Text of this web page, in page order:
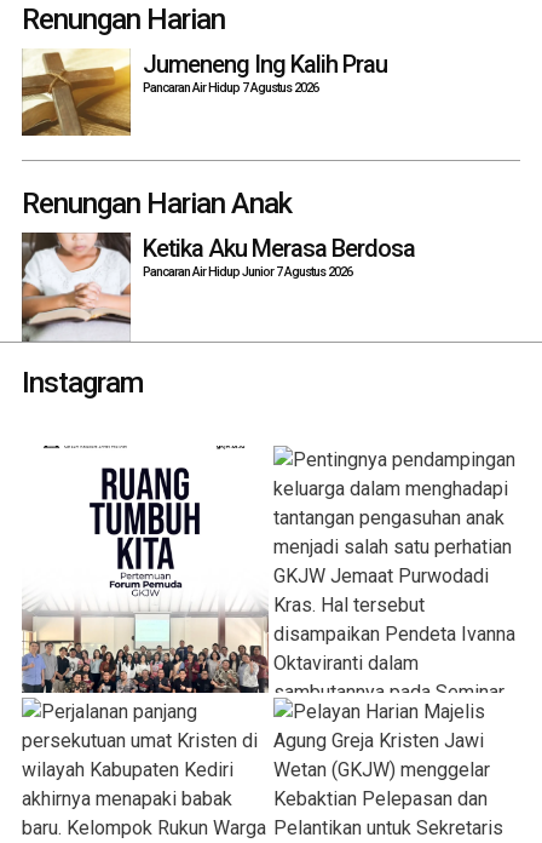
navigation
Renungan Harian
Jumeneng Ing Kalih Prau
Pancaran Air Hidup 7 Agustus 2026
Renungan Harian Anak
Ketika Aku Merasa Berdosa
Pancaran Air Hidup Junior 7 Agustus 2026
Instagram